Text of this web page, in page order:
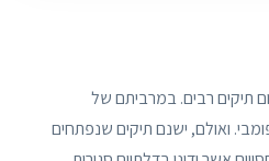
תיקים רבים. במרביתם של
ואולם, ישנם תיקים שנפתחים